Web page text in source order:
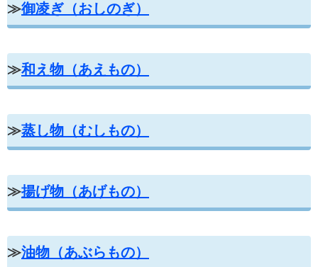
≫御凌ぎ（おしのぎ）
≫和え物（あえもの）
≫蒸し物（むしもの）
≫揚げ物（あげもの）
≫油物（あぶらもの）